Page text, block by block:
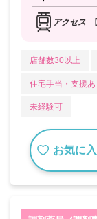
アクセス
店舗数30以上
住宅手当・支援あ
未経験可
お気に